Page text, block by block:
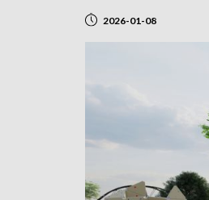
2026-01-08